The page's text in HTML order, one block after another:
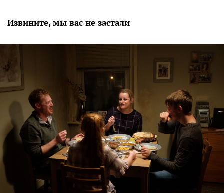
Извините, мы вас не застали